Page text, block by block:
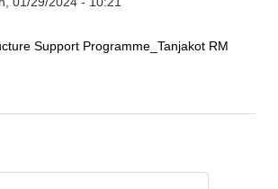
Support Programme_Tanjakot RM